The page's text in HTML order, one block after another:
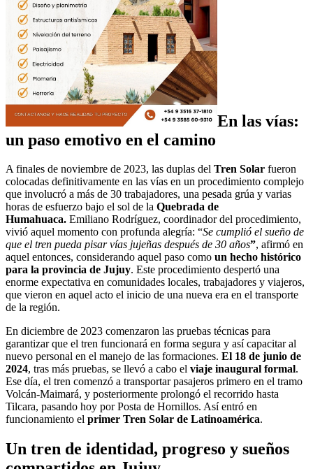
En las vías:
un paso emotivo en el camino
A finales de noviembre de 2023, las duplas del Tren Solar fueron
colocadas definitivamente en las vías en un procedimiento complejo
que involucró a más de 30 trabajadores, una pesada grúa y varias
horas de esfuerzo bajo el sol de la Quebrada de
Humahuaca. Emiliano Rodríguez, coordinador del procedimiento,
vivió aquel momento con profunda alegría: “Se cumplió el sueño de
que el tren pueda pisar vías jujeñas después de 30 años”, afirmó en
aquel entonces, considerando aquel paso como un hecho histórico
para la provincia de Jujuy. Este procedimiento despertó una
enorme expectativa en comunidades locales, trabajadores y viajeros,
que vieron en aquel acto el inicio de una nueva era en el transporte
de la región.
En diciembre de 2023 comenzaron las pruebas técnicas para
garantizar que el tren funcionará en forma segura y así capacitar al
nuevo personal en el manejo de las formaciones. El 18 de junio de
2024, tras más pruebas, se llevó a cabo el viaje inaugural formal.
Ese día, el tren comenzó a transportar pasajeros primero en el tramo
Volcán-Maimará, y posteriormente prolongó el recorrido hasta
Tilcara, pasando hoy por Posta de Hornillos. Así entró en
funcionamiento el primer Tren Solar de Latinoamérica.
Un tren de identidad, progreso y sueños